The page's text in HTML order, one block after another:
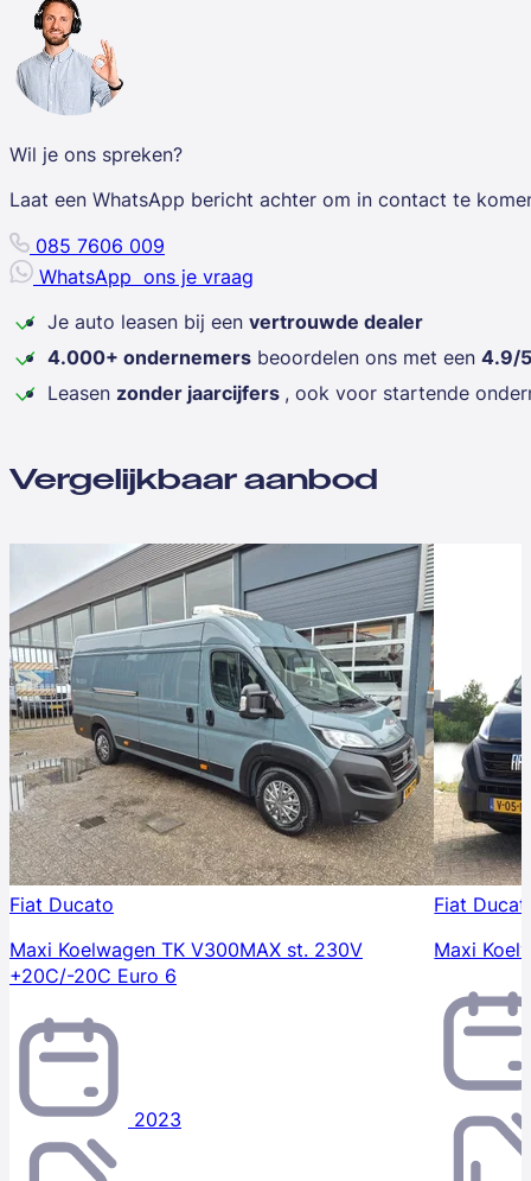
Wil je ons spreken?
Laat een WhatsApp bericht achter om in contact te
085 7606 009
WhatsApp ons je vraag
Je auto leasen bij een vertrouwde dealer
4.000+ ondernemers beoordelen ons met een 4.9/5
Leasen zonder jaarcijfers , ook voor startende
Vergelijkbaar aanbod
Fiat Ducato
Maxi Koelwagen TK V300MAX st. 230V
+20C/-20C Euro 6
2023
Fiat
Maxi